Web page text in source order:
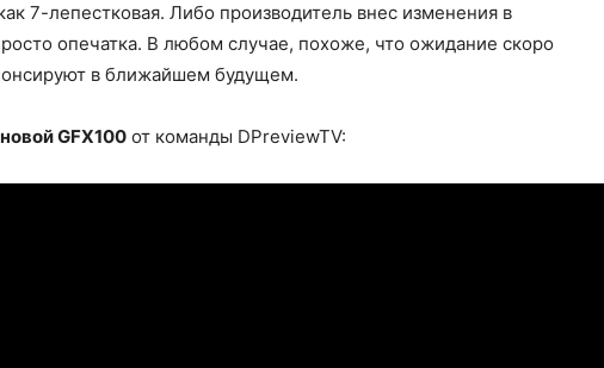
7-лепестковая. Либо производитель внес изменения в
опечатка. В любом случае, похоже, что ожидание скоро
в ближайшем будущем.
GFX100 от команды DPreviewTV: